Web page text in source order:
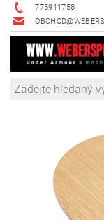
775911758